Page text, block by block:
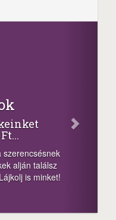
szerencsésnek
alján találsz
is minket!